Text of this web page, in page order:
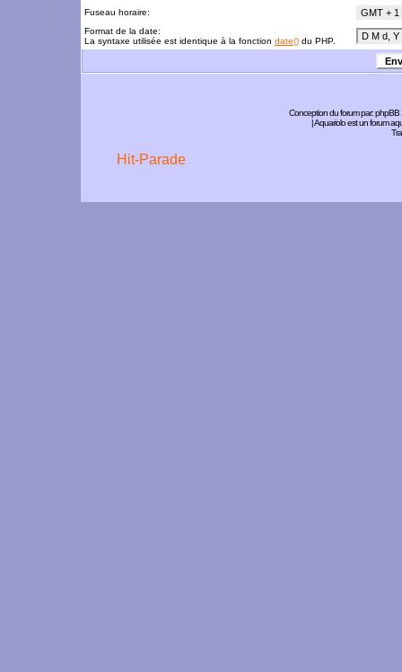
Fuseau horaire:
Format de la date:
La syntaxe utilisée est identique à la fonction date() du PHP.
Conception du forum par:phpBB
| Aquariolo est un forum